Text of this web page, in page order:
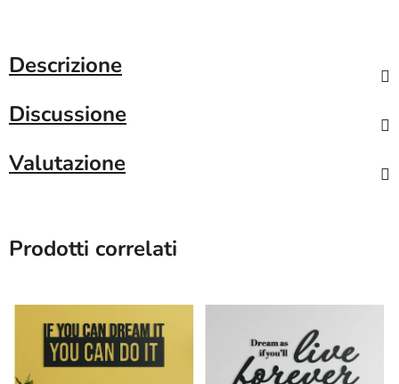
Descrizione
Discussione
Valutazione
Prodotti correlati